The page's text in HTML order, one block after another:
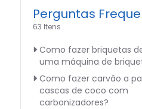
Perguntas
63 Itens
Como fazer briquetas
uma máquina de
Como fazer carvão a
cascas de coco com
carbonizadores?